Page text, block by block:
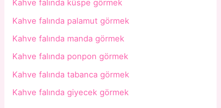
Kahve falında küspe görmek
Kahve falında palamut görmek
Kahve falında manda görmek
Kahve falında ponpon görmek
Kahve falında tabanca görmek
Kahve falında giyecek görmek